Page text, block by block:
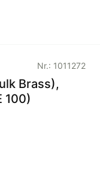
Nr.: 1011272
Brass),
100)